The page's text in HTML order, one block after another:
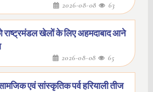
2026-08-08 63
राष्ट्रमंडल खेलों के लिए अहमदाबाद आने
2026-08-08 65
एवं सांस्कृतिक पर्व हरियाली तीज